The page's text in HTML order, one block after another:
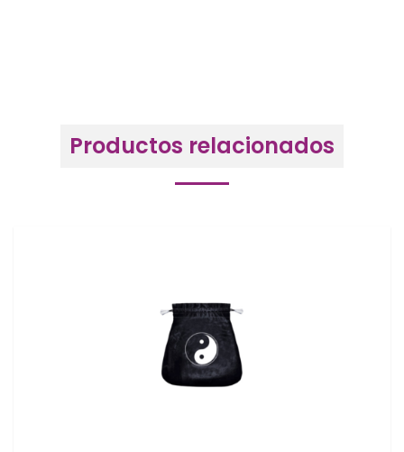
Productos relacionados